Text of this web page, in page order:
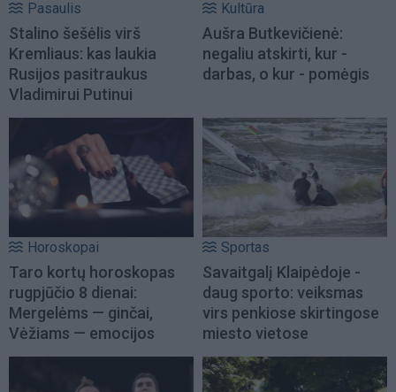
Pasaulis
Stalino šešėlis virš
Kremliaus: kas laukia
Rusijos pasitraukus
Vladimirui Putinui
Kultūra
Aušra Butkevičienė:
negaliu atskirti, kur -
darbas, o kur - pomėgis
Horoskopai
Taro kortų horoskopas
rugpjūčio 8 dienai:
Mergelėms — ginčai,
Vėžiams — emocijos
Sportas
Savaitgalį Klaipėdoje -
daug sporto: veiksmas
virs penkiose skirtingose
miesto vietose